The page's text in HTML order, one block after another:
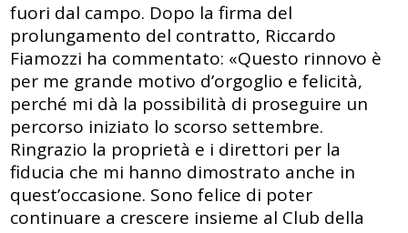
fuori dal campo. Dopo la firma del
prolungamento del contratto, Riccardo
Fiamozzi ha commentato: «Questo rinnovo è
per me grande motivo d’orgoglio e felicità,
perché mi dà la possibilità di proseguire un
percorso iniziato lo scorso settembre.
Ringrazio la proprietà e i direttori per la
fiducia che mi hanno dimostrato anche in
quest’occasione. Sono felice di poter
continuare a crescere insieme al Club della